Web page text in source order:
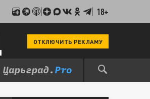
18+
ОТКЛЮЧИТЬ РЕКЛАМУ